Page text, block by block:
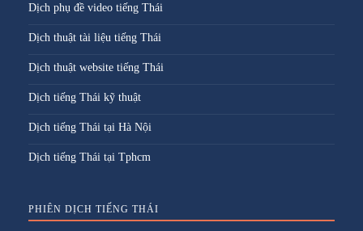
Dịch phụ đề video tiếng Thái
Dịch thuật tài liệu tiếng Thái
Dịch thuật website tiếng Thái
Dịch tiếng Thái kỹ thuật
Dịch tiếng Thái tại Hà Nội
Dịch tiếng Thái tại Tphcm
PHIÊN DỊCH TIẾNG THÁI